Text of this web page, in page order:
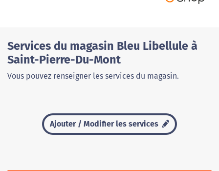
Services du magasin Bleu Libellule à
Saint-Pierre-Du-Mont
Vous pouvez renseigner les services du magasin.
Ajouter / Modifier les services